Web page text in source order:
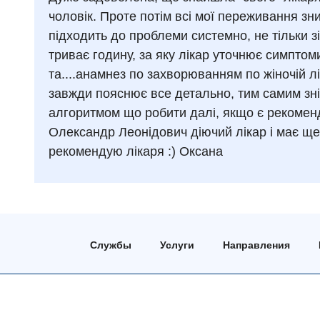
чоловік. Проте потім всі мої переживання
підходить до проблеми системно, не тільки
триває годину, за яку лікар уточнює
та....анамнез по захворюванням по жіночій
завжди пояснює все детально, тим самим
алгоритмом що робити далі, якщо є
Олександр Леонідович діючий лікар і має
рекомендую лікаря :) Оксана
Службы Услуги Направления